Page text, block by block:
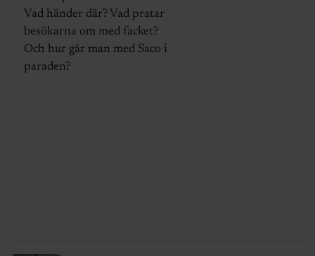
Vad händer där? Vad pratar
besökarna om med facket?
Och hur går man med Saco i
paraden?